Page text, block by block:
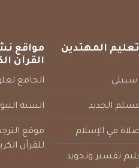
المهتدين
سبيلي
الجديد
في الإسلام
تفسير وتجويد
مواقع
القرآن
الجامع
السنة
موقع
للقرآن